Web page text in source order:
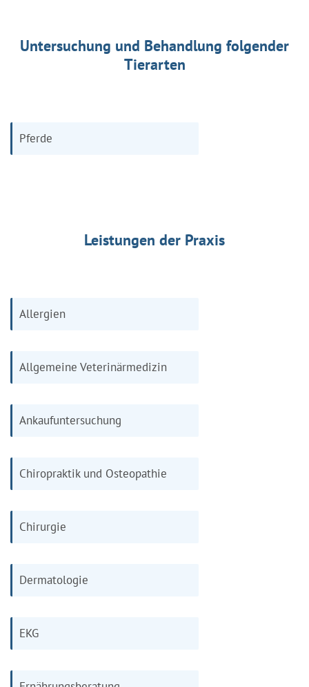
Untersuchung und Behandlung folgender
Tierarten
Pferde
Leistungen der Praxis
Allergien
Allgemeine Veterinärmedizin
Ankaufuntersuchung
Chiropraktik und Osteopathie
Chirurgie
Dermatologie
EKG